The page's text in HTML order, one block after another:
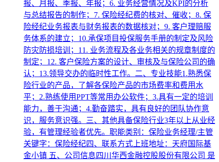
报、月报、季报、年报；6. 业务经营情况及KPI的分析
与总结报告的制作；7. 保险经纪费的核对、催收；8. 保
险经纪业务报表与财务报表的数据核对；9. 客户理赔服
务体系的建立；10.承保项目投保服务手册的制定及风险
防灾防损培训；11. 业务流程及各业务相关的规章制度的
制定；12. 客户保险方案的设计、审核及与保险公司的确
认；13.领导交办的临时性工作。二、专业技能1.熟悉保
险行业的产品，了解各保险产品的市场费率和费用水
平；2.熟练使用PPT等常用办公软件；3.具有一定的培训
能力，善于沟通；4.勤奋踏实，具有良好的团队协作意
识，服务意识强。三、其他具备保险行业3年以上从业经
验，有管理经验者优先。职能类别：保险业务经理/主管
关键字：保险经纪四、联系方式上班地址：天府国际基
金小镇 五、公司信息四川华西金融控股股份有限公司 是